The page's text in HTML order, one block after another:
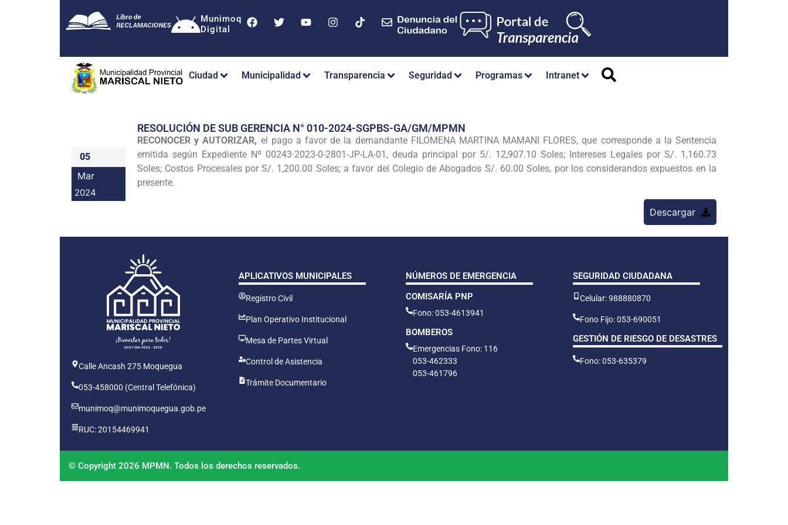
Munimoq
Digital
Ciudad Municipalidad Transparencia Seguridad Programas Intranet
05
Mar
2024
RESOLUCIÓN DE SUB GERENCIA N° 010-2024-SGPBS-GA/GM/MPMN
RECONOCER y AUTORIZAR, el pago a favor de la demandante FILOMENA MARTINA MAMANI FLORES, que corresponde a la Sentencia
emitida según Expediente Nº 00243·2023-0-2801-JP-LA-01, deuda principal por 5/. 12,907.10 Soles; Intereses Legales por S/. 1,160.73
Soles; Costos Procesales por S/. 1,200.00 Soles; a favor del Colegio de Abogados S/. 60.00 Soles, por los considerandos expuestos en la
presente.
Descargar
Calle Ancash 275 Moquegua
053-458000 (Central Telefónica)
munimoq@munimoquegua.gob.pe
RUC: 20154469941
APLICATIVOS MUNICIPALES
Registro Civil
Plan Operativo Institucional
Mesa de Partes Virtual
Control de Asistencia
Trámite Documentario
NÚMEROS DE EMERGENCIA
COMISARÍA PNP
Fono: 053-4613941
BOMBEROS
Emergencias Fono: 116
053-462333
053-461796
SEGURIDAD CIUDADANA
Celular: 988880870
Fono Fijo: 053-690051
GESTIÓN DE RIESGO DE DESASTRES
Fono: 053-635379
© Copyright 2026 MPMN. Todos los derechos reservados.